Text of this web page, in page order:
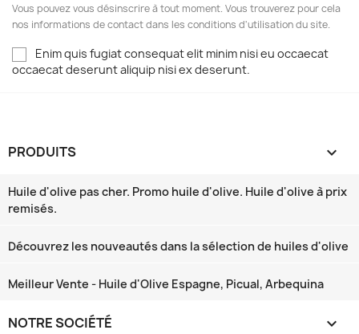
Vous pouvez vous désinscrire à tout moment. Vous trouverez pour cela
nos informations de contact dans les conditions d'utilisation du site.
Enim quis fugiat consequat elit minim nisi eu occaecat
occaecat deserunt aliquip nisi ex deserunt.
PRODUITS 
Huile d'olive pas cher. Promo huile d'olive. Huile d'olive à prix
remisés.
Découvrez les nouveautés dans la sélection de huiles d'olive
Meilleur Vente - Huile d'Olive Espagne, Picual, Arbequina
NOTRE SOCIÉTÉ 